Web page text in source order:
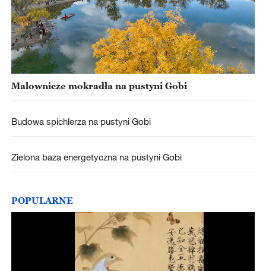
Malownicze mokradła na pustyni Gobi
Budowa spichlerza na pustyni Gobi
Zielona baza energetyczna na pustyni Gobi
POPULARNE